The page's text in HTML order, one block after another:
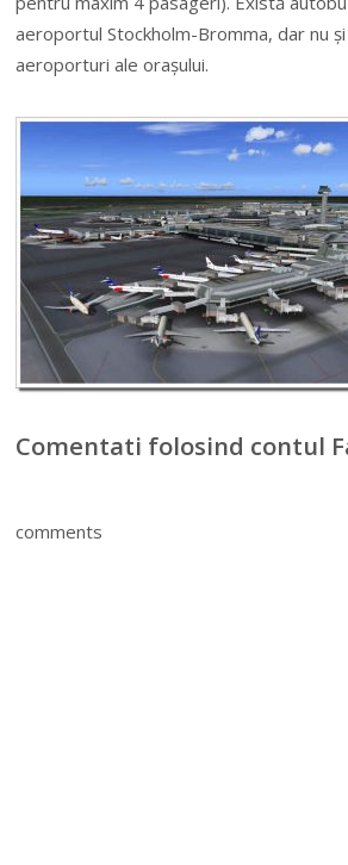
aeroportul Stockholm-Bromma, dar nu
aeroporturi ale orașului.
Comentati folosind contul
comments